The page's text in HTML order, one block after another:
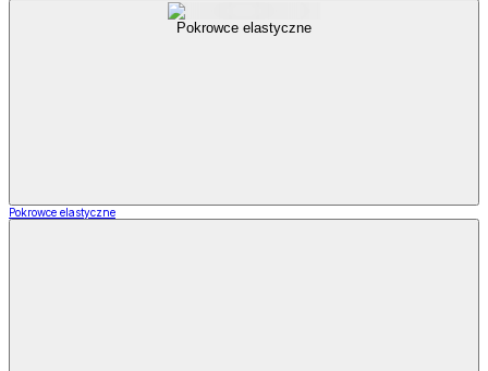
Pokrowce elastyczne
Pokrowce elastyczne